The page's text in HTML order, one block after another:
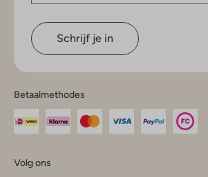
Schrijf je in
Betaalmethodes
Volg ons